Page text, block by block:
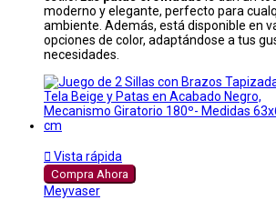
moderno y elegante, perfecto para
ambiente. Además, está disponible en
opciones de color, adaptándose a tus
necesidades.
 Vista rápida
Compra Ahora
Meyvaser